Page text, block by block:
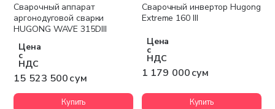
Сварочный аппарат
аргонодуговой сварки
HUGONG WAVE 315DIII
Цена
с
НДС
15 523 500 сум
Купить
Сварочный инвертор Hugong
Extreme 160 III
Цена
с
НДС
1 179 000 сум
Купить